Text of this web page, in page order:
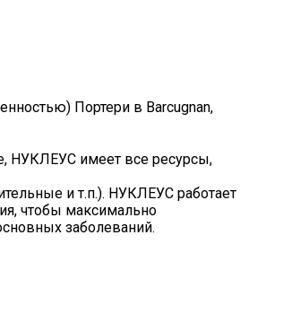
Портери в Barcugnan,
НУКЛЕУС имеет все ресурсы,
и т.п.). НУКЛЕУС работает
чтобы максимально
заболеваний.